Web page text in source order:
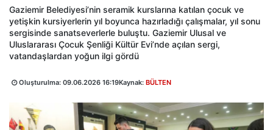
Gaziemir Belediyesi’nin seramik kurslarına katılan çocuk ve
yetişkin kursiyerlerin yıl boyunca hazırladığı çalışmalar, yıl sonu
sergisinde sanatseverlerle buluştu. Gaziemir Ulusal ve
Uluslararası Çocuk Şenliği Kültür Evi’nde açılan sergi,
vatandaşlardan yoğun ilgi gördü
Oluşturulma: 09.06.2026 16:19Kaynak: BÜLTEN